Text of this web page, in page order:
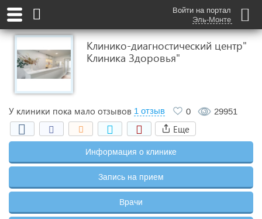
Войти на портал
Эль-Монте
Клинико-диагностический центр"
Клиника Здоровья"
У клиники пока мало отзывов 1 отзыв 0 29951
Еще
Информация о клинике
Запись на прием
Врачи